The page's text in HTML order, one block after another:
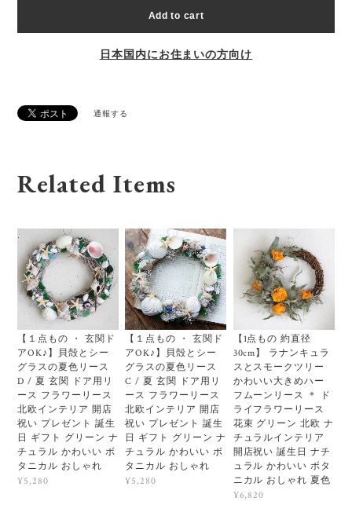
Add to cart
日本国内にお住まいの方向け
通報する
Related Items
【１点もの ・ 玄関ド
アOK♪】貝殻とシー
グラスの夏色リース
D / 夏 玄関 ドア用リ
ース フラワーリース
北欧インテリア 開店
祝い プレゼント 誕生
日 ギフト グリーン ナ
チュラル かわいい ボ
タニカル おしゃれ
¥5,280
【１点もの ・ 玄関ド
アOK♪】貝殻とシー
グラスの夏色リース
C / 夏 玄関 ドア用リ
ース フラワーリース
北欧インテリア 開店
祝い プレゼント 誕生
日 ギフト グリーン ナ
チュラル かわいい ボ
タニカル おしゃれ
¥5,280
【1点もの 約直径
30cm】 ラナンキュラ
スとスモークツリー
かわいい大きめハー
フムーンリース ＊ ド
ライフラワーリース
花束 グリーン 北欧 ナ
チュラルインテリア
開店祝い 誕生日 ナチ
ュラル かわいい ボタ
ニカル おしゃれ 夏色
¥6,820